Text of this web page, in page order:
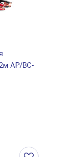
AP/BC-